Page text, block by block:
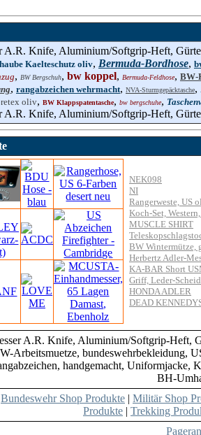
A.R. Knife, Aluminium/Softgrip-Heft,
Kaelteschutz oliv, Bermuda-Bordhose,
, BW Bergschuh, bw koppel, Bermuda-Feldhose, BW-
, rangabzeichen wehrmacht, NVA-Sturmgepäcktasche,
oliv, BW Klappspatentasche, bw bergschuhe,
A.R. Knife, Aluminium/Softgrip-Heft,
NEK098
NI
Rangerweste, US
Koch-Set,
MUSCLE SHIRT
BW Wintermütze,
Herbertz Adler-
KA-BAR Short
Griff, Leder-
HONDA ADLER
DEAD
A.R. Knife, Aluminium/Softgrip-Heft,
Arbeitsmuetze, bundeswehrbekleidung,
handgemacht,
BH-
Bundeswehr Shop Produkte | Militär Shop
Produkte | Trekking